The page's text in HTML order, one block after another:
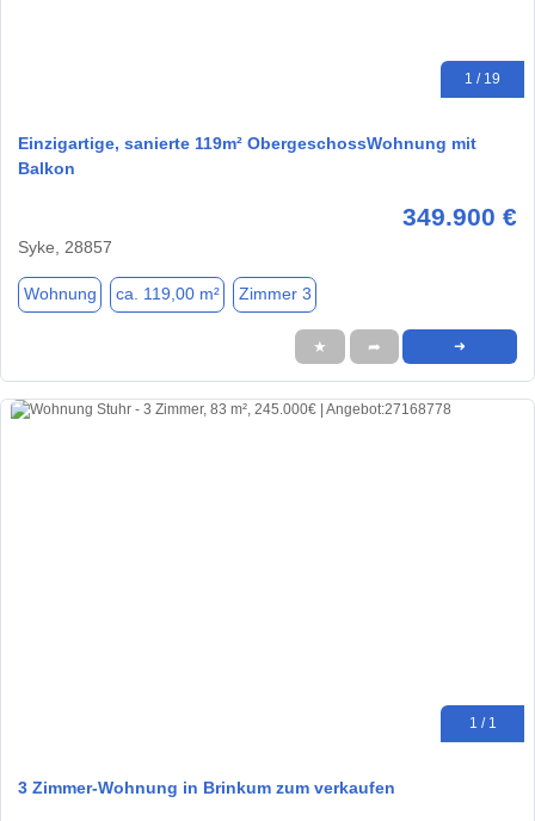
1 / 19
Einzigartige, sanierte 119m² ObergeschossWohnung mit
Balkon
349.900 €
Syke, 28857
Wohnung ca. 119,00 m² Zimmer 3
★ ➦ ➜
1 / 1
3 Zimmer-Wohnung in Brinkum zum verkaufen